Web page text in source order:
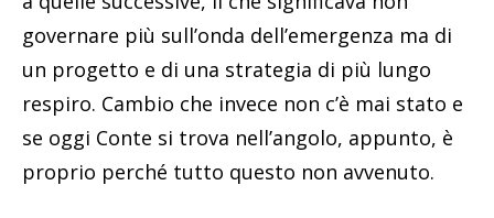
governare più sull’onda dell’emergenza ma di
un progetto e di una strategia di più lungo
respiro. Cambio che invece non c’è mai stato e
se oggi Conte si trova nell’angolo, appunto, è
proprio perché tutto questo non avvenuto.